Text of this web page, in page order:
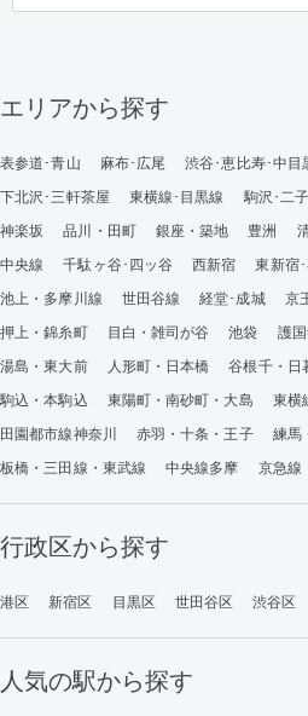
エリアから探す
表参道･青山 麻布･広尾 渋谷･恵比寿･中目
下北沢･三軒茶屋
東横線･目黒線 駒沢･二
神楽坂
品川・田町 銀座・築地 豊洲
中央線
千駄ヶ谷･四ッ谷 西新宿 東新宿
池上・多摩川線
世田谷線 経堂･成城 京
押上・錦糸町
目白・雑司が谷 池袋 護
湯島・東大前
人形町・日本橋 谷根千・日
駒込・本駒込
東陽町・南砂町・大島 東横
田園都市線神奈川
赤羽・十条・王子
練馬
板橋・三田線・東武線
中央線多摩 京急線
行政区から探す
港区 新宿区 目黒区 世田谷区 渋谷区
人気の駅から探す